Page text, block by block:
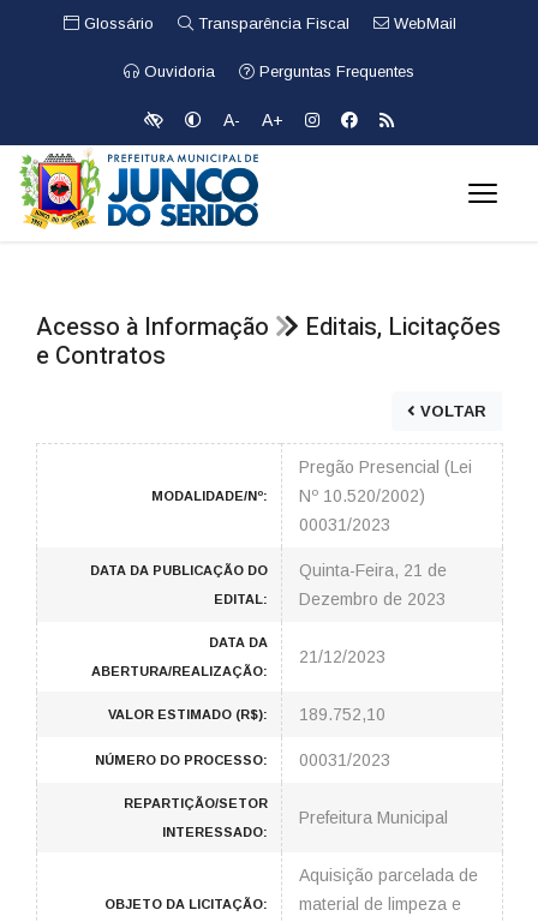
Glossário Transparência Fiscal WebMail
Ouvidoria Perguntas Frequentes
A- A+
Acesso à Informação
Editais, Licitações
e Contratos
VOLTAR
MODALIDADE/Nº:
Pregão Presencial (Lei
Nº 10.520/2002)
00031/2023
DATA DA PUBLICAÇÃO DO
EDITAL:
Quinta-Feira, 21 de
Dezembro de 2023
DATA DA
ABERTURA/REALIZAÇÃO:
21/12/2023
VALOR ESTIMADO (R$): 189.752,10
NÚMERO DO PROCESSO: 00031/2023
REPARTIÇÃO/SETOR
INTERESSADO:
Prefeitura Municipal
OBJETO DA LICITAÇÃO:
Aquisição parcelada de
material de limpeza e